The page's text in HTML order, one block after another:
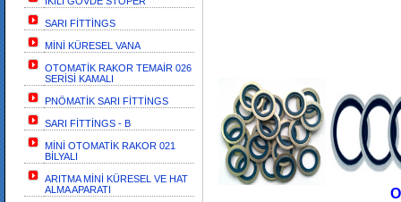
SARI FİTTİNGS
MİNİ KÜRESEL VANA
OTOMATİK RAKOR TEMAİR 026
SERİSİ KAMALI
PNÖMATİK SARI FİTTİNGS
SARI FİTTİNGS - B
MİNİ OTOMATİK RAKOR 021
BİLYALI
ARITMA MİNİ KÜRESEL VE HAT
ALMA APARATI
O-RİNGLİ